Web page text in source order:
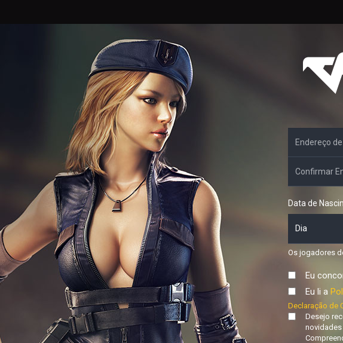
de
Endereço
Email
Data de
Dia
Os jogadores
Eu
Eu li a
Declaração de
Desejo
novidades